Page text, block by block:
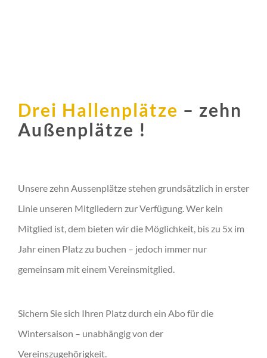
Drei Hallenplätze – zehn
Außenplätze !
Unsere zehn Aussenplätze stehen grundsätzlich in erster
Linie unseren Mitgliedern zur Verfügung. Wer kein
Mitglied ist, dem bieten wir die Möglichkeit, bis zu 5x im
Jahr einen Platz zu buchen – jedoch immer nur
gemeinsam mit einem Vereinsmitglied.
Sichern Sie sich Ihren Platz durch ein Abo für die
Wintersaison – unabhängig von der
Vereinszugehörigkeit.